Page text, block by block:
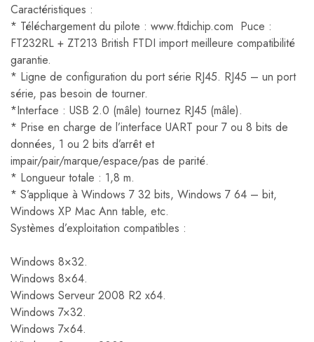
Caractéristiques :
* Téléchargement du pilote : www.ftdichip.com Puce :
FT232RL + ZT213 British FTDI import meilleure compatibilité
garantie.
* Ligne de configuration du port série RJ45. RJ45 – un port
série, pas besoin de tourner.
*Interface : USB 2.0 (mâle) tournez RJ45 (mâle).
* Prise en charge de l’interface UART pour 7 ou 8 bits de
données, 1 ou 2 bits d’arrêt et
impair/pair/marque/espace/pas de parité.
* Longueur totale : 1,8 m.
* S’applique à Windows 7 32 bits, Windows 7 64 – bit,
Windows XP Mac Ann table, etc.
Systèmes d’exploitation compatibles :
Windows 8×32.
Windows 8×64.
Windows Serveur 2008 R2 x64.
Windows 7×32.
Windows 7×64.